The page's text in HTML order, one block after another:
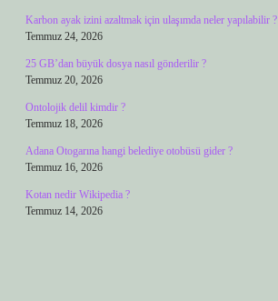
Karbon ayak izini azaltmak için ulaşımda neler yapılabilir ?
Temmuz 24, 2026
25 GB’dan büyük dosya nasıl gönderilir ?
Temmuz 20, 2026
Ontolojik delil kimdir ?
Temmuz 18, 2026
Adana Otogarına hangi belediye otobüsü gider ?
Temmuz 16, 2026
Kotan nedir Wikipedia ?
Temmuz 14, 2026